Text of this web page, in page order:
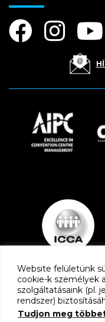
Website felületünk
cookie-k személyek
szolgáltatásaink (pl.
rendszer)
Tudjon meg